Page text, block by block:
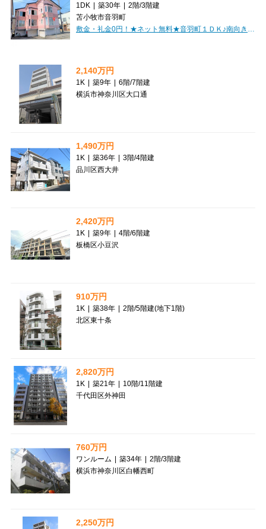
1DK | 築30年 | 2階/3階建
苫小牧市音羽町
2,140万円
1K | 築9年 | 6階/7階建
横浜市神奈川区大口通
1,490万円
1K | 築36年 | 3階/4階建
品川区西大井
2,420万円
1K | 築9年 | 4階/6階建
板橋区小豆沢
910万円
1K | 築38年 | 2階/5階建(地下1階)
北区東十条
2,820万円
1K | 築21年 | 10階/11階建
千代田区外神田
760万円
ワンルーム | 築34年 | 2階/3階建
横浜市神奈川区白幡西町
2,250万円